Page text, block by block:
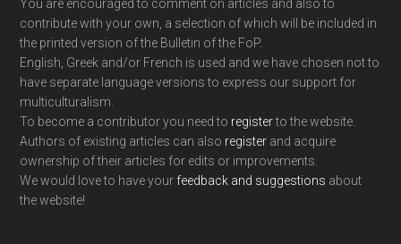
You are encouraged to comment on articles and also to
contribute with your own, a selection of which will be included in
the printed version of the Bulletin of the FoP.
English, Greek and/or French is used and we have chosen not to
have separate language versions to express our support for
multiculturalism.
To become a contributor you need to registerto the website.
Authors of existing articles can also register and acquire
ownership of their articles for edits or improvements.
We would love to have your feedback and suggestions about
the website!